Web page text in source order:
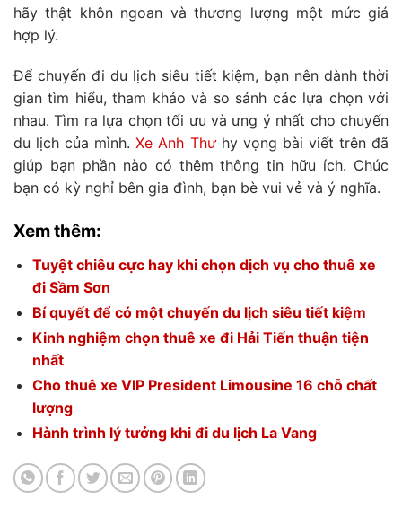
hãy thật khôn ngoan và thương lượng một mức giá
hợp lý.
Để chuyến đi du lịch siêu tiết kiệm, bạn nên dành thời
gian tìm hiểu, tham khảo và so sánh các lựa chọn với
nhau. Tìm ra lựa chọn tối ưu và ưng ý nhất cho chuyến
du lịch của mình.Xe Anh Thưhy vọng bài viết trên đã
giúp bạn phần nào có thêm thông tin hữu ích. Chúc
bạn có kỳ nghỉ bên gia đình, bạn bè vui vẻ và ý nghĩa.
Xem thêm:
Tuyệt chiêu cực hay khi chọn dịch vụ cho thuê xe
đi Sầm Sơn
Bí quyết để có một chuyến du lịch siêu tiết kiệm
Kinh nghiệm chọn thuê xe đi Hải Tiến thuận tiện
nhất
Cho thuê xe VIP President Limousine 16 chỗ chất
lượng
Hành trình lý tưởng khi đi du lịch La Vang